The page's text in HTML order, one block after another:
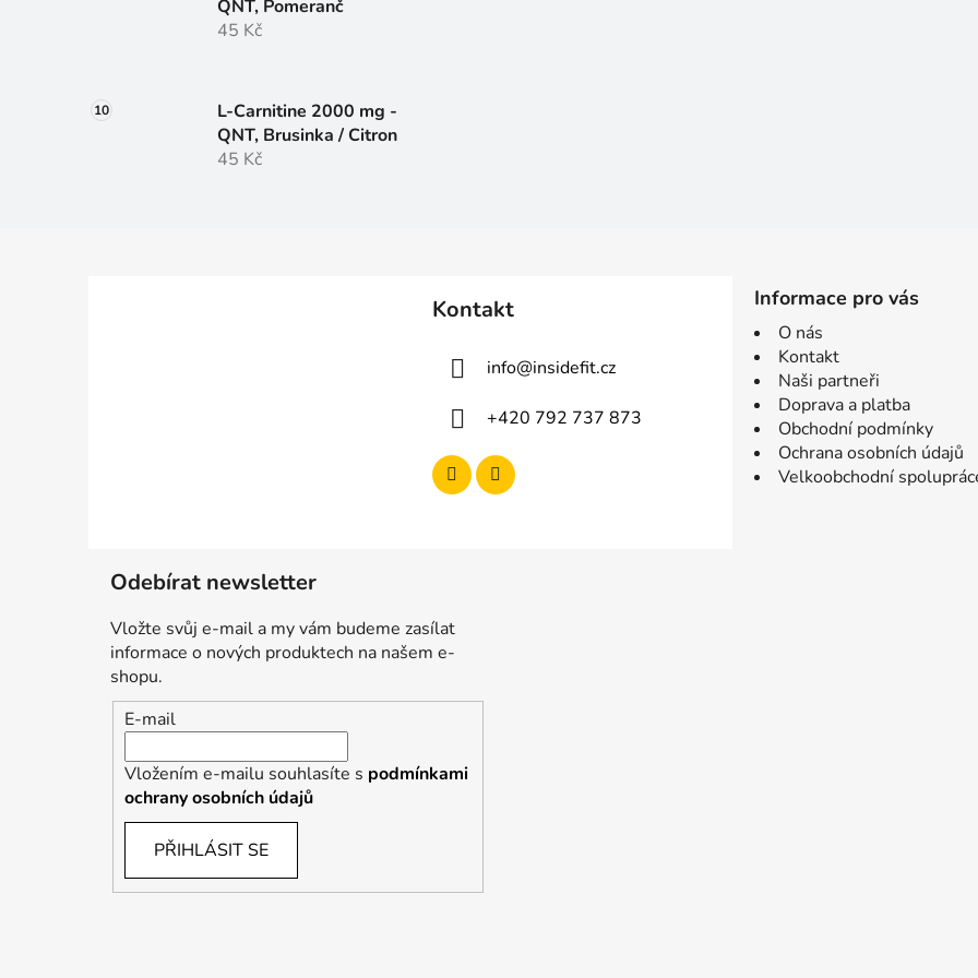
QNT, Pomeranč
45 Kč
L-Carnitine 2000 mg -
QNT, Brusinka / Citron
45 Kč
Kontakt
info@insidefit.cz
+420 792 737 873
Informace pro vás
O nás
Kontakt
Naši partneři
Doprava a platba
Obchodní podmínky
Ochrana osobních údajů
Velkoobchodní
Odebírat newsletter
Vložte svůj e-mail a my vám budeme zasílat
informace o nových produktech na našem e-
shopu.
E-mail
Vložením e-mailu souhlasíte s podmínkami
ochrany osobních údajů
PŘIHLÁSIT SE